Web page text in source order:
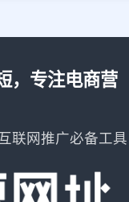
，专注电商营
联网推广必备工具